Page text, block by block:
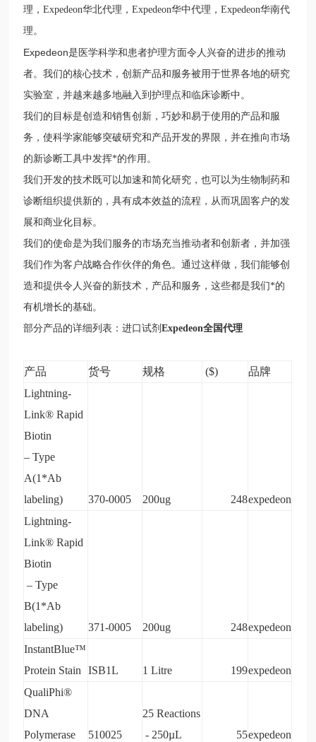
理，Expedeon华北代理，Expedeon华中代理，Expedeon华南代
理。
Expedeon是医学科学和患者护理方面令人兴奋的进步的推动
者。我们的核心技术，创新产品和服务被用于世界各地的研究
实验室，并越来越多地融入到护理点和临床诊断中。
我们的目标是创造和销售创新，巧妙和易于使用的产品和服
务，使科学家能够突破研究和产品开发的界限，并在推向市场
的新诊断工具中发挥*的作用。
我们开发的技术既可以加速和简化研究，也可以为生物制药和
诊断组织提供新的，具有成本效益的流程，从而巩固客户的发
展和商业化目标。
我们的使命是为我们服务的市场充当推动者和创新者，并加强
我们作为客户战略合作伙伴的角色。通过这样做，我们能够创
造和提供令人兴奋的新技术，产品和服务，这些都是我们*的
有机增长的基础。
部分产品的详细列表：进口试剂Expedeon全国代理
产品 货号 规格 ($)
品牌
Lightning-
Link® Rapid
Biotin
– Type
A(1*Ab
labeling)
370-0005 200ug 248expedeon
Lightning-
Link® Rapid
Biotin
– Type
B(1*Ab
labeling)
371-0005 200ug 248expedeon
InstantBlue™
Protein Stain
ISB1L 1 Litre 199expedeon
QualiPhi®
DNA
Polymerase
510025
25 Reactions
- 250µL
55expedeon